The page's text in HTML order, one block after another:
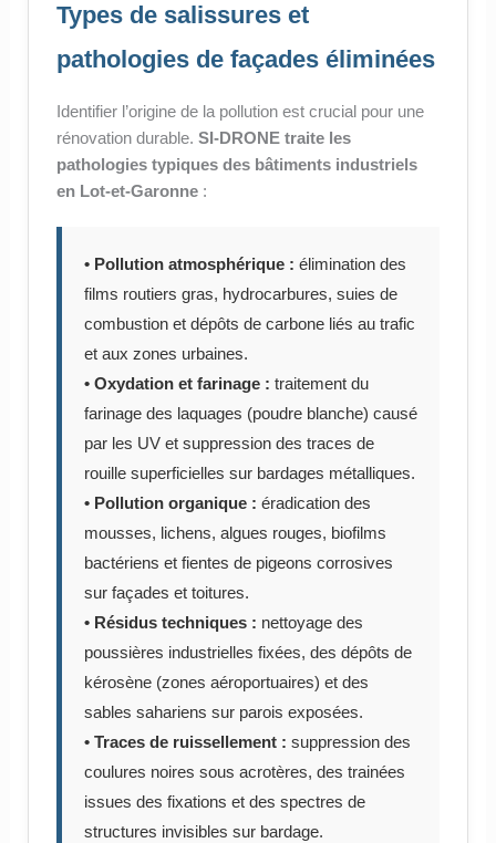
Types de salissures et
pathologies de façades éliminées
Identifier l’origine de la pollution est crucial pour une
rénovation durable. SI-DRONE traite les
pathologies typiques des bâtiments industriels
en Lot-et-Garonne:
• Pollution atmosphérique : élimination des
films routiers gras, hydrocarbures, suies de
combustion et dépôts de carbone liés au trafic
et aux zones urbaines.
• Oxydation et farinage : traitement du
farinage des laquages (poudre blanche) causé
par les UV et suppression des traces de
rouille superficielles sur bardages métalliques.
• Pollution organique : éradication des
mousses, lichens, algues rouges, biofilms
bactériens et fientes de pigeons corrosives
sur façades et toitures.
• Résidus techniques : nettoyage des
poussières industrielles fixées, des dépôts de
kérosène (zones aéroportuaires) et des
sables sahariens sur parois exposées.
• Traces de ruissellement : suppression des
coulures noires sous acrotères, des trainées
issues des fixations et des spectres de
structures invisibles sur bardage.